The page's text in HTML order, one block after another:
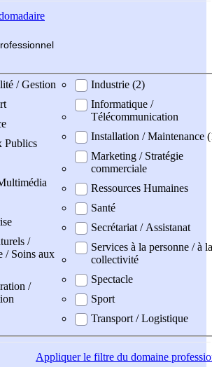
fessionnel
/ Gestion
Publics
/
/ Soins aux
/
Industrie (2)
Informatique /
Télécommunication
Installation / Maintenance
Marketing / Stratégie
commerciale
Ressources Humaines
Santé
Secrétariat / Assistanat
Services à la personne / à la
collectivité
Spectacle
Sport
Transport / Logistique
Appliquerle filtre du domaine